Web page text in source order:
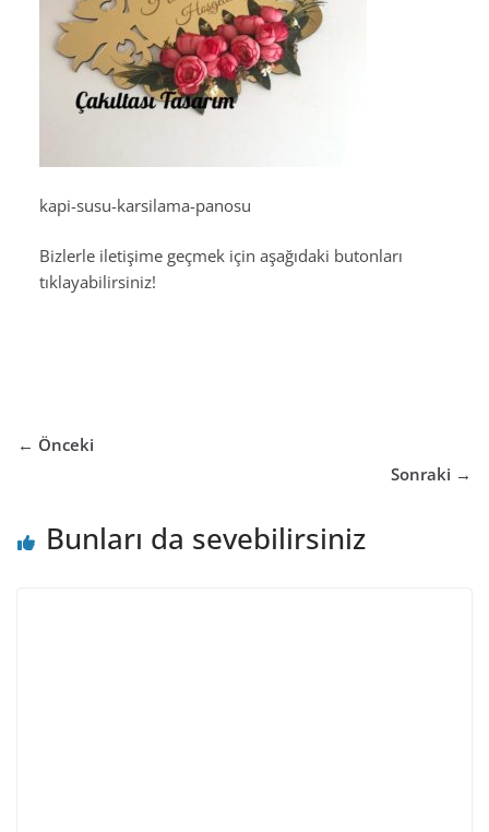
kapi-susu-karsilama-panosu
Bizlerle iletişime geçmek için aşağıdaki butonları
tıklayabilirsiniz!
← Önceki
Sonraki →
Bunları da sevebilirsiniz